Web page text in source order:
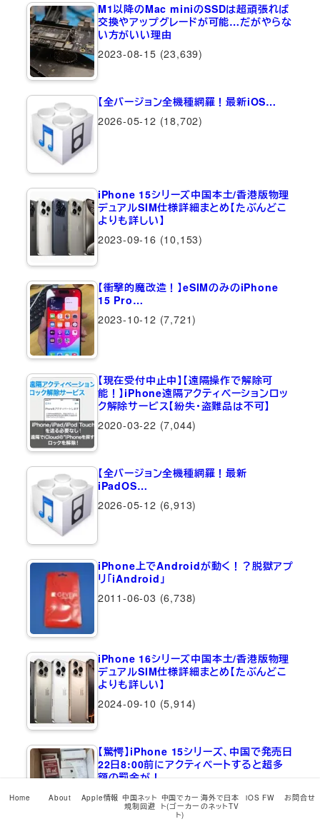
M1以降のMac miniのSSDは超頑張れば
交換やアップグレードが可能…だがやらな
い方がいい理由
2023-08-15 (23,639)
【全バージョン全機種網羅！最新iOS…
2026-05-12 (18,702)
iPhone 15シリーズ中国本土/香港版物理
デュアルSIM仕様詳細まとめ【たぶんどこ
よりも詳しい】
2023-09-16 (10,153)
【衝撃的魔改造！】eSIMのみのiPhone
15 Pro…
2023-10-12 (7,721)
【現在受付中止中】【遠隔操作で解除可
能！】iPhone遠隔アクティベーションロッ
ク解除サービス【紛失・盗難品は不可】
2020-03-22 (7,044)
【全バージョン全機種網羅！最新
iPadOS…
2026-05-12 (6,913)
iPhone上でAndroidが動く！？脱獄アプ
リ「iAndroid」
2011-06-03 (6,738)
iPhone 16シリーズ中国本土/香港版物理
デュアルSIM仕様詳細まとめ【たぶんどこ
よりも詳しい】
2024-09-10 (5,914)
【驚愕】iPhone 15シリーズ、中国で発売日
22日8:00前にアクティベートすると超多
額の罰金が！
2023-09-21 (5,478)
Home About Apple情報 中国ネット
規制回避
中国でカー
ト(ゴーカー
ト)
海外で日本
のネットTV
iOS FW お問合せ